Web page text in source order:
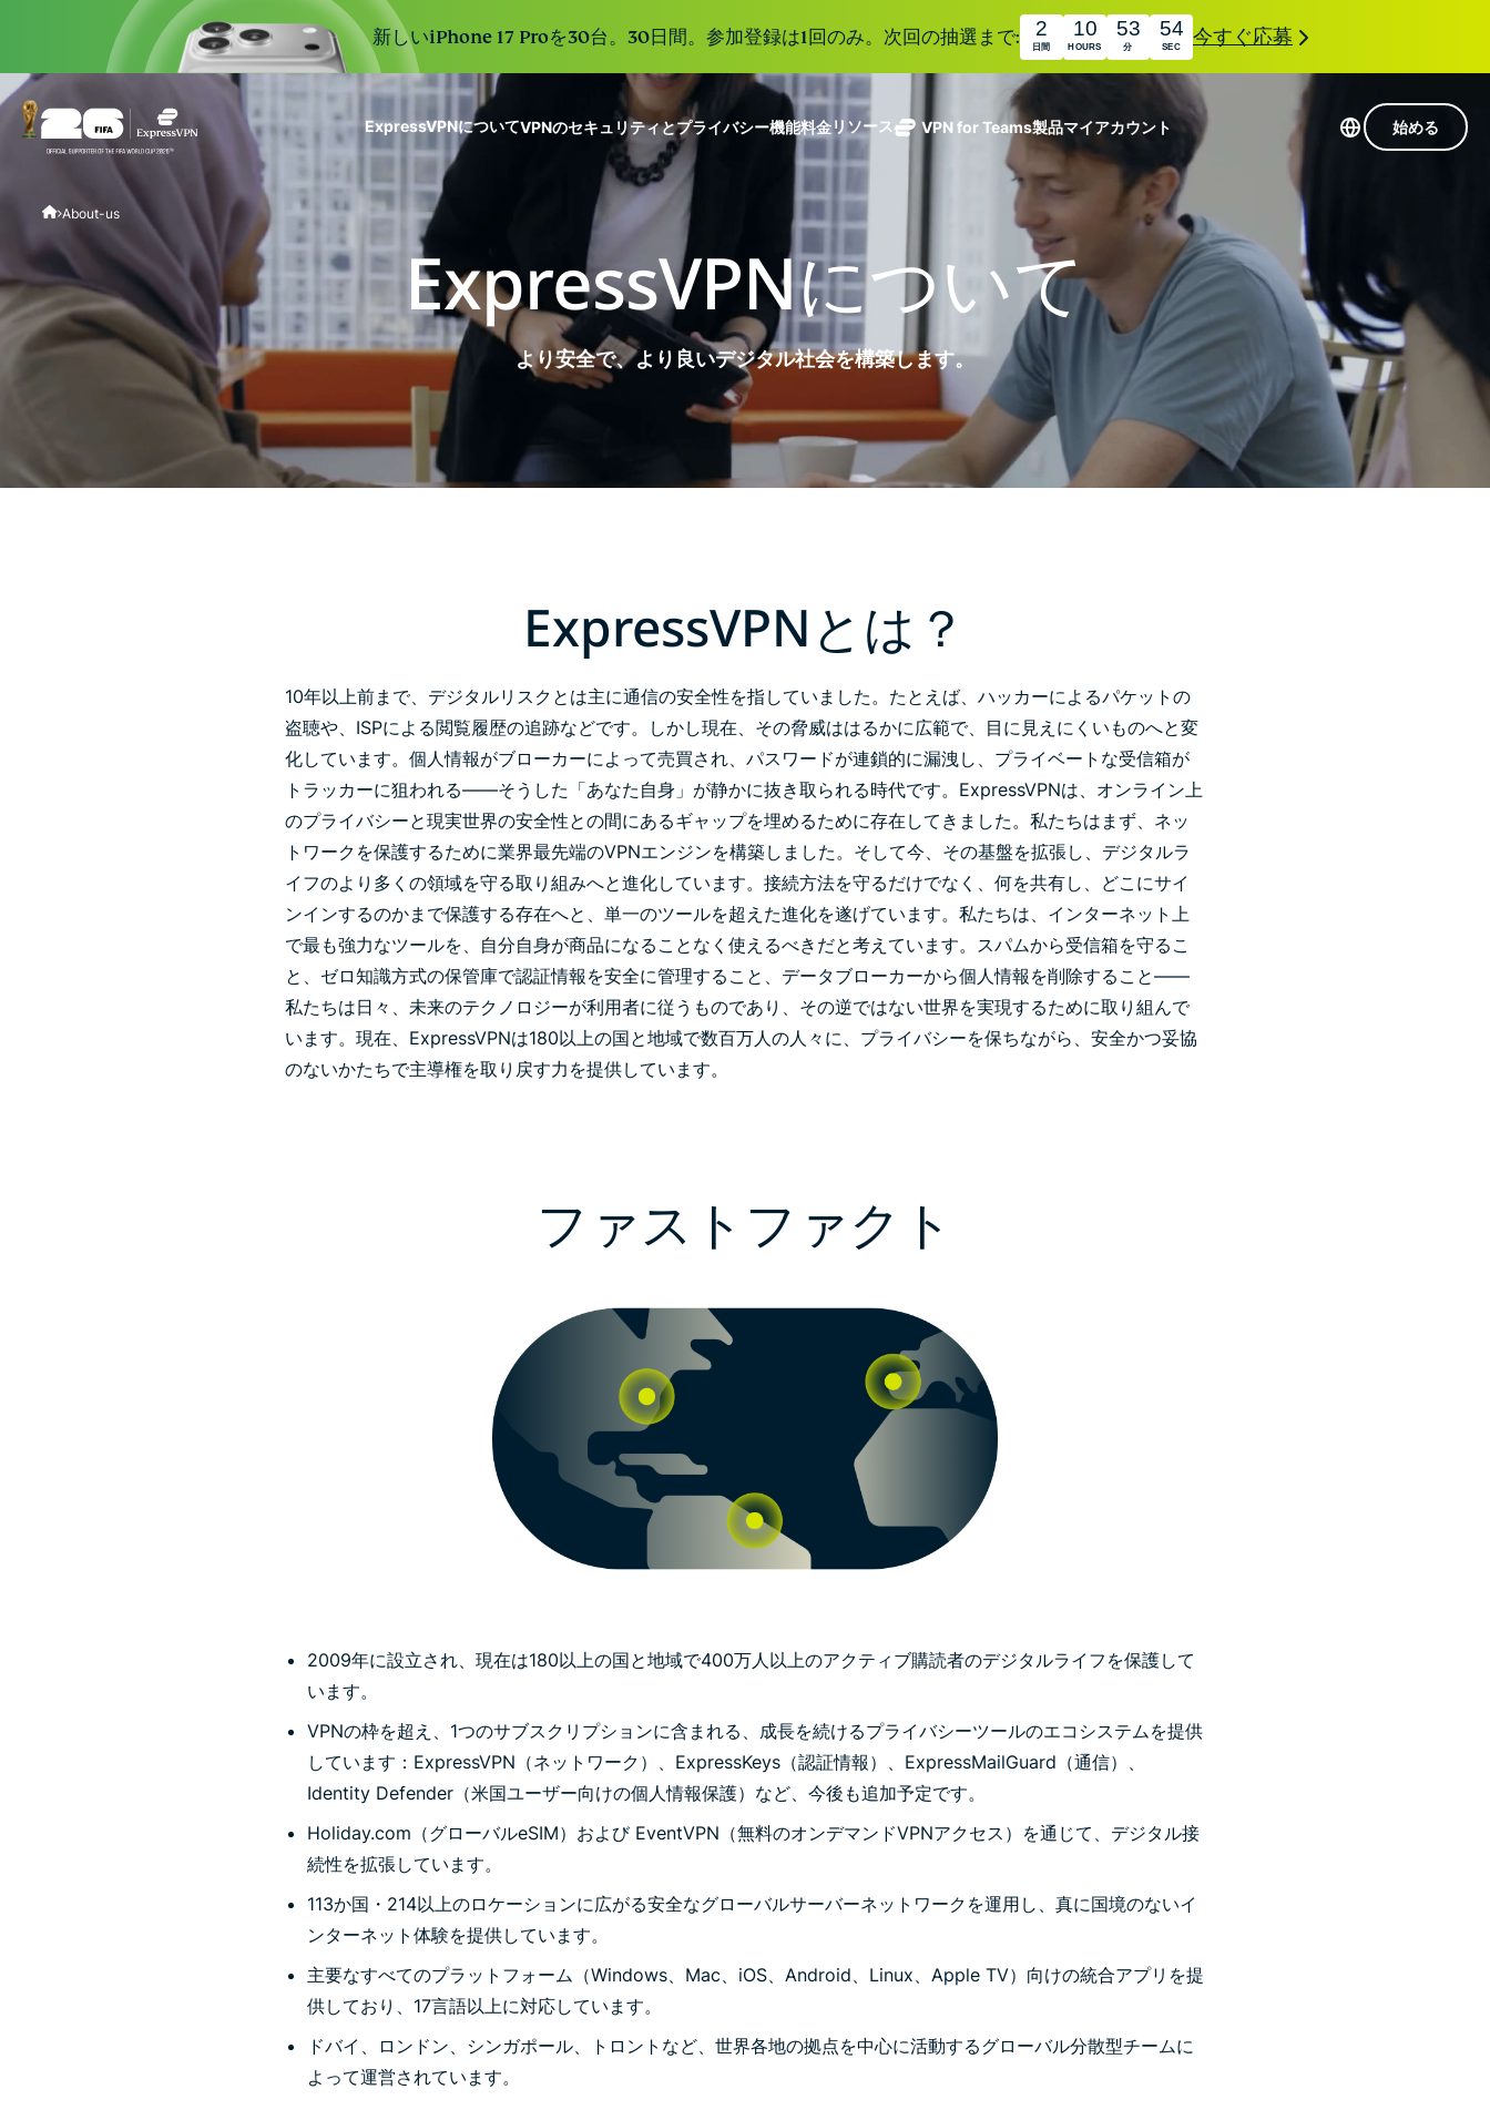
新しいiPhone 17 Proを30台。30日間。参加登録は1回のみ。次回の抽選まで: 2
日間
10
HOURS
53
分
53
SEC 今すぐ応募
ExpressVPNについて
113か国のサーバー
複数のデバイスで利用
高速VPN
オンラインサービスに安全にアクセス
ゲーミング向けVPN
すべての機能を見る
ExpressVPNについて
1つのサブスクリプションで、プライバシーとセキュリティを強化する拡
張中のツール群を利用できます。これらはシームレスに連携し、デジタ
ルライフを向上させます。
すべての製品を見る
VPNのセキュリティとプライバシー機能
Linux 新機能
料金リソース
VPNの使い方
VPN暗号化の仕組み
VPN for Teams製品
ExpressVPN for Teams
Get fast, secure
VPN protection for growing teams. Easy
to deploy, simple to manage, built to
scale.
ExpressVPN
業界をリード
する超高速
VPN。113か
国のセキュア
なサーバーを
備えていま
す。
ExpressMailGuard
受信トレイと個人情
報を守るプライベー
トメールリレーサー
ビス。
ExpressKeys
要素認証な
ExpressAI
視のインテリ
Defender
除を備えた強
力なツール
群。
holiday.com
eSIM
と地域で使え
る無料eSIM。
Intego
Award-
winning
macOS
antivirus,
firewall,
system tools,
マイアカウント 始める
About-us
ExpressVPNについて
より安全で、より良いデジタル社会を構築します。
ExpressVPNとは？
10年以上前まで、デジタルリスクとは主に通信の安全性を指していました。たとえば、ハッカーによるパケットの
盗聴や、ISPによる閲覧履歴の追跡などです。しかし現在、その脅威ははるかに広範で、目に見えにくいものへと変
化しています。個人情報がブローカーによって売買され、パスワードが連鎖的に漏洩し、プライベートな受信箱が
トラッカーに狙われる——そうした「あなた自身」が静かに抜き取られる時代です。 ExpressVPNは、オンライン上
のプライバシーと現実世界の安全性との間にあるギャップを埋めるために存在してきました。私たちはまず、ネッ
トワークを保護するために業界最先端のVPNエンジンを構築しました。そして今、その基盤を拡張し、デジタルラ
イフのより多くの領域を守る取り組みへと進化しています。接続方法を守るだけでなく、何を共有し、どこにサイ
ンインするのかまで保護する存在へと、単一のツールを超えた進化を遂げています。 私たちは、インターネット上
で最も強力なツールを、自分自身が商品になることなく使えるべきだと考えています。スパムから受信箱を守るこ
と、ゼロ知識方式の保管庫で認証情報を安全に管理すること、データブローカーから個人情報を削除すること——
私たちは日々、未来のテクノロジーが利用者に従うものであり、その逆ではない世界を実現するために取り組んで
います。 現在、ExpressVPNは180以上の国と地域で数百万人の人々に、プライバシーを保ちながら、安全かつ妥協
のないかたちで主導権を取り戻す力を提供しています。
ファストファクト
2009年に設立され、現在は180以上の国と地域で400万人以上のアクティブ購読者のデジタルライフを保護して
います。
VPNの枠を超え、1つのサブスクリプションに含まれる、成長を続けるプライバシーツールのエコシステムを提供
しています：ExpressVPN（ネットワーク）、ExpressKeys（認証情報）、ExpressMailGuard（通信）、
Identity Defender（米国ユーザー向けの個人情報保護）など、今後も追加予定です。
Holiday.com（グローバルeSIM）および EventVPN（無料のオンデマンドVPNアクセス）を通じて、デジタル接
続性を拡張しています。
113か国・214以上のロケーションに広がる安全なグローバルサーバーネットワークを運用し、真に国境のないイ
ンターネット体験を提供しています。
主要なすべてのプラットフォーム（Windows、Mac、iOS、Android、Linux、Apple TV）向けの統合アプリを提
供しており、17言語以上に対応しています。
ドバイ、ロンドン、シンガポール、トロントなど、世界各地の拠点を中心に活動するグローバル分散型チームに
よって運営されています。